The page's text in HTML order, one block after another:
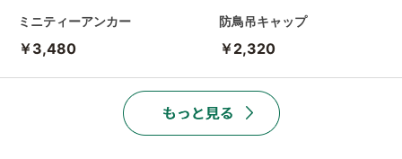
ミニティーアンカー
￥3,480
防鳥吊キャップ
￥2,320